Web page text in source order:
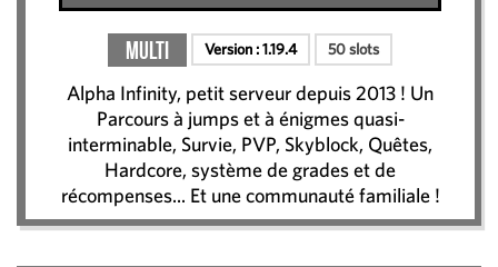
Multi Version :1.19.4 50 slots
Alpha Infinity, petit serveur depuis 2013 ! Un
Parcours à jumps et à énigmes quasi-
interminable, Survie, PVP, Skyblock, Quêtes,
Hardcore, système de grades et de
récompenses... Et une communauté familiale !